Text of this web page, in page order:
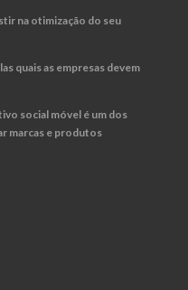
na otimização do seu
quais as empresas devem
social móvel é um dos
marcas e produtos